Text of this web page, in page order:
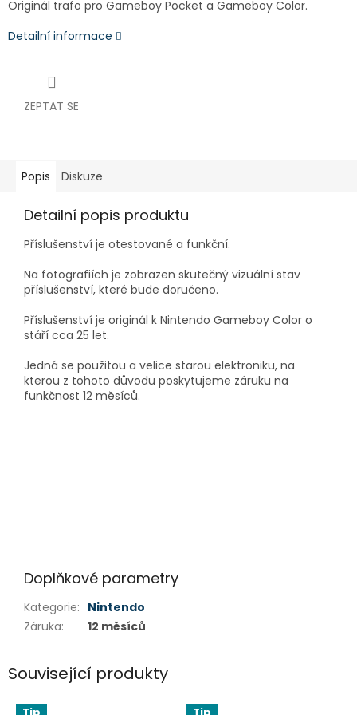
Originál trafo pro Gameboy Pocket a Gameboy Color.
Detailní informace
ZEPTAT SE
Popis Diskuze
Detailní popis produktu
Příslušenství je otestované a funkční.
Na fotografiích je zobrazen skutečný vizuální stav
příslušenství, které bude doručeno.
Příslušenství je originál k Nintendo Gameboy Color o
stáří cca 25 let.
Jedná se použitou a velice starou elektroniku, na
kterou z tohoto důvodu poskytujeme záruku na
funkčnost 12 měsíců.
Doplňkové parametry
Kategorie: Nintendo
Záruka: 12 měsíců
Související produkty